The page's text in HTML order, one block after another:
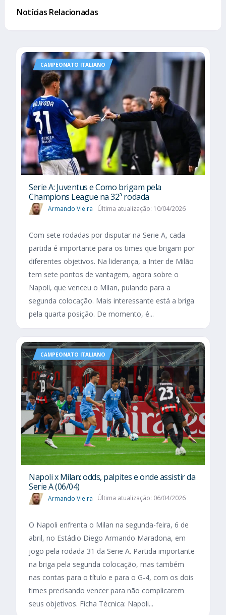
Notícias Relacionadas
CAMPEONATO ITALIANO
Serie A: Juventus e Como brigam pela
Champions League na 32ª rodada
Armando Vieira Última atualização: 10/04/2026
Com sete rodadas por disputar na Serie A, cada
partida é importante para os times que brigam por
diferentes objetivos. Na liderança, a Inter de Milão
tem sete pontos de vantagem, agora sobre o
Napoli, que venceu o Milan, pulando para a
segunda colocação. Mais interessante está a briga
pela quarta posição. De momento, é...
CAMPEONATO ITALIANO
Napoli x Milan: odds, palpites e onde assistir da
Serie A (06/04)
Armando Vieira Última atualização: 06/04/2026
O Napoli enfrenta o Milan na segunda-feira, 6 de
abril, no Estádio Diego Armando Maradona, em
jogo pela rodada 31 da Serie A. Partida importante
na briga pela segunda colocação, mas também
nas contas para o título e para o G-4, com os dois
times precisando vencer para não complicarem
seus objetivos. Ficha Técnica: Napoli...